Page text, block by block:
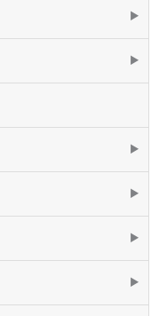
▶
▶
▶
▶
▶
▶